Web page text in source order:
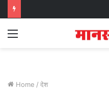
Menu
Home / देश